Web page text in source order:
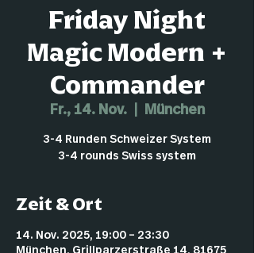
Friday Night
Magic Modern +
Commander
Fr., 14. Nov.
  |
München
3-4 Runden Schweizer System
3-4 rounds Swiss system
Zeit & Ort
14. Nov. 2025, 19:00 – 23:30
München, Grillparzerstraße 14, 81675